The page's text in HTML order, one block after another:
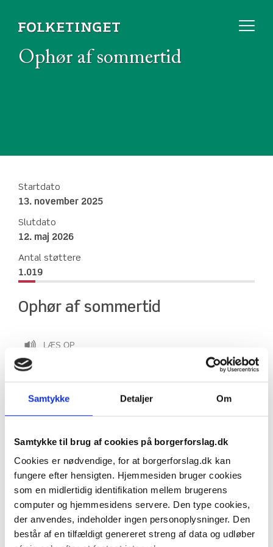
Samtykke Detaljer Om
Samtykke til brug af cookies på borgerforslag.dk
Cookies er nødvendige, for at borgerforslag.dk kan
fungere efter hensigten. Hjemmesiden bruger cookies
som en midlertidig identifikation mellem brugerens
computer og hjemmesidens servere. Den type cookies,
der anvendes, indeholder ingen personoplysninger. Den
består af en tilfældigt genereret streng af data og udløber
Ophør af sommertid
Startdato
13. november 2025
Slutdato
12. maj 2026
Antal støttere
1.019
Ophør af sommertid
LÆS OP
Sommertid skal ophøre. Vi skal kun have
Sommertid er unødvendigt og forstyrrer mennesker og
dyrs cyklus.
Forslag stillet af:
Anonym person
Aarhus